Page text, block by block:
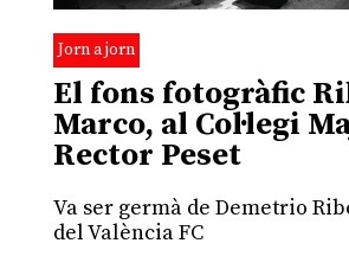
Jorn a jorn
El fons fotogràfic
Marco, al Col·legi
Rector Peset
Va ser germà de Demetrio
del València FC